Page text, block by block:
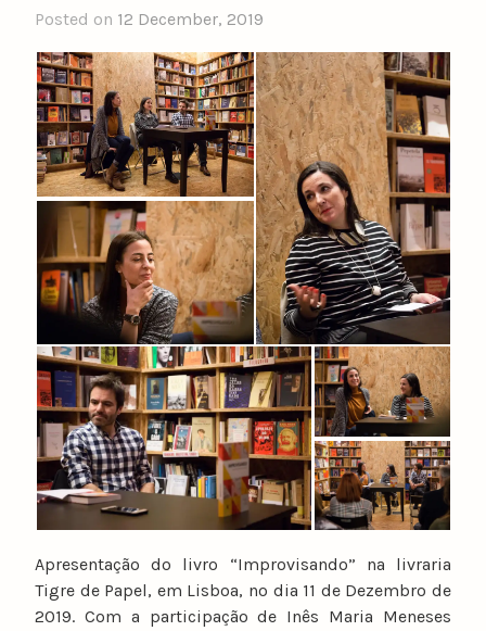
Posted on 12 December, 2019
Apresentação do livro “Improvisando” na livraria
Tigre de Papel, em Lisboa, no dia 11 de Dezembro de
2019. Com a participação de Inês Maria Meneses